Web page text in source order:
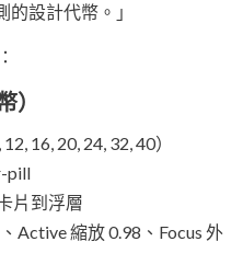
設計代幣。」
）
16, 20, 24, 32, 40）
pill
片到浮層
Active 縮放 0.98、Focus 外